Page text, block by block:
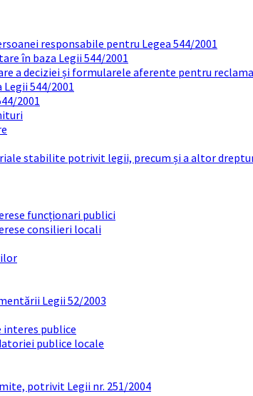
responsabile pentru Legea 544/2001
în baza Legii 544/2001
a deciziei și formularele aferente pentru
544/2001
2001
stabilite potrivit legii, precum și a altor
funcționari publici
consilieri locali
Legii 52/2003
interes publice
publice locale
potrivit Legii nr. 251/2004